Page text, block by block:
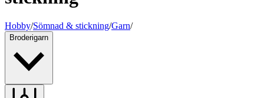
Hobby/Sömnad & stickning/Garn/
Broderigarn